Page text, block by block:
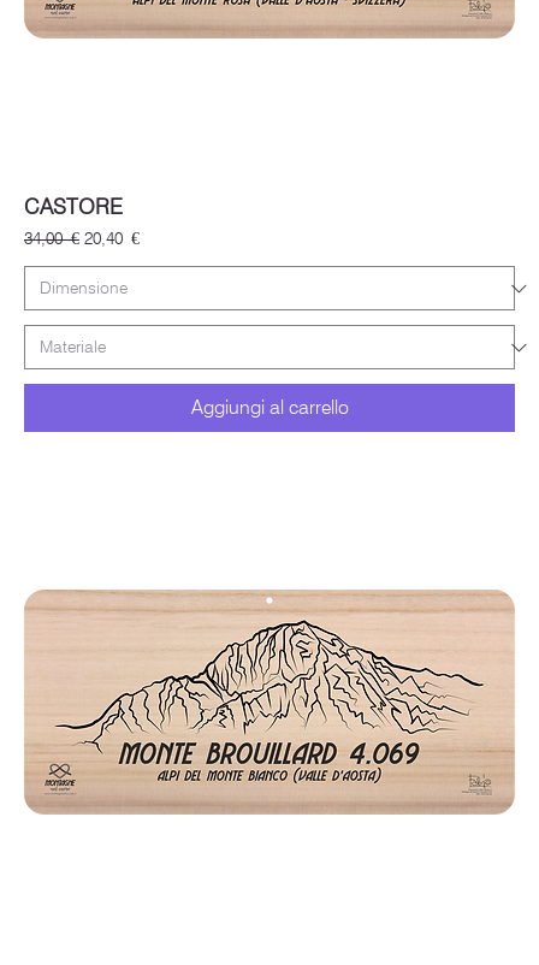
CASTORE
Prezzo regolare
34,00 € Prezzo scontato
20,40 €
Aggiungi al carrello